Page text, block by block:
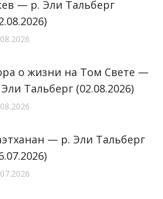
— р. Эли Тальберг
о жизни на Том Свете —
Тальберг (02.08.2026)
— р. Эли Тальберг